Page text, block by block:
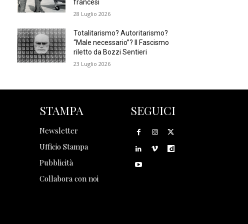
francesi
28 Luglio 2026
Totalitarismo? Autoritarismo?
“Male necessario”? Il Fascismo
riletto da Bozzi Sentieri
23 Luglio 2026
STAMPA
Newsletter
Ufficio Stampa
Pubblicità
Collabora con noi
SEGUICI